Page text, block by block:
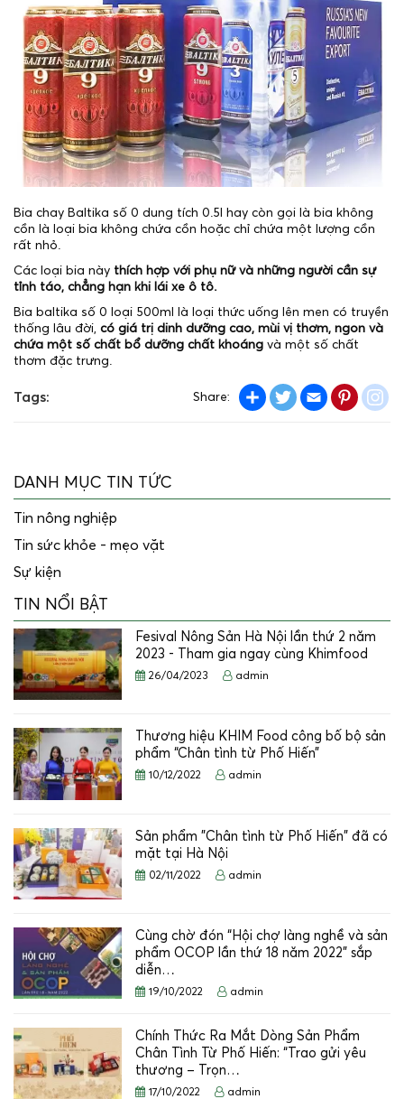
Bia chay Baltika số 0 dung tích 0.5l hay còn gọi là bia không
cồn là loại bia không chứa cồn hoặc chỉ chứa một lượng cồn
rất nhỏ.
Các loại bia này thích hợp với phụ nữ và những người cần sự
tỉnh táo, chẳng hạn khi lái xe ô tô.
Bia baltika số 0 loại 500ml là loại thức uống lên men có truyền
thống lâu đời, có giá trị dinh dưỡng cao, mùi vị thơm, ngon và
chứa một số chất bổ dưỡng chất khoáng và một số chất
thơm đặc trưng.
Tags: Share: Share TwitterEmail
DANH MỤC TIN TỨC
Tin nông nghiệp
Tin sức khỏe - mẹo vặt
Sự kiện
TIN NỔI BẬT
Fesival Nông Sản Hà Nội lần thứ 2 năm
2023 - Tham gia ngay cùng Khimfood
26/04/2023 admin
Thương hiệu KHIM Food công bố bộ sản
phẩm “Chân tình từ Phố Hiến”
10/12/2022 admin
Sản phẩm "Chân tình từ Phố Hiến" đã có
mặt tại Hà Nội
02/11/2022 admin
Cùng chờ đón “Hội chợ làng nghề và sản
phẩm OCOP lần thứ 18 năm 2022” sắp
diễn…
19/10/2022 admin
Chính Thức Ra Mắt Dòng Sản Phẩm
Chân Tình Từ Phố Hiến: “Trao gửi yêu
thương – Trọn…
17/10/2022 admin